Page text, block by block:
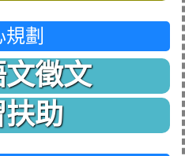
劃
徵文
扶助